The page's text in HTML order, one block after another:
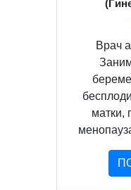
Врач
матки,